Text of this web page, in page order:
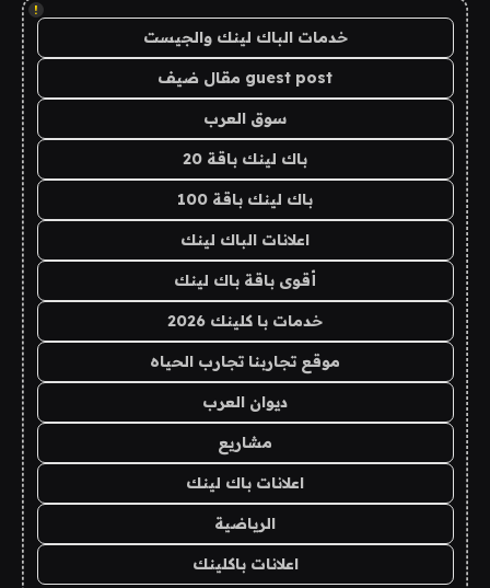
!
خدمات الباك لينك والجيست
guest post مقال ضيف
سوق العرب
باك لينك باقة 20
باك لينك باقة 100
اعلانات الباك لينك
أقوى باقة باك لينك
خدمات با كلينك 2026
موقع تجاربنا تجارب الحياه
ديوان العرب
مشاريع
اعلانات باك لينك
الرياضية
اعلانات باكلينك